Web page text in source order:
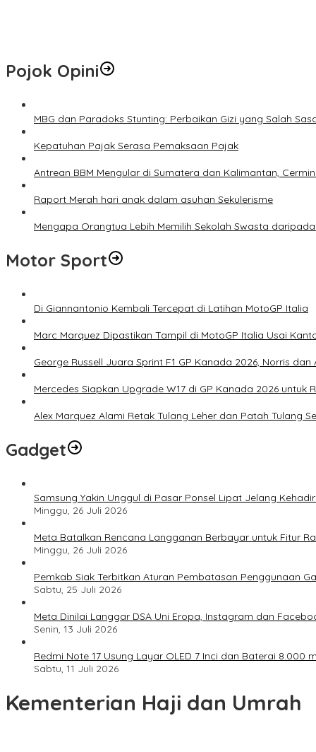
Pojok Opini
MBG dan Paradoks Stunting: Perbaikan Gizi yang Salah
Kepatuhan Pajak Serasa Pemaksaan Pajak
Antrean BBM Mengular di Sumatera dan Kalimantan,
Raport Merah hari anak dalam asuhan Sekulerisme
Mengapa Orangtua Lebih Memilih Sekolah Swasta
Motor Sport
Di Giannantonio Kembali Tercepat di Latihan MotoGP Italia
Marc Marquez Dipastikan Tampil di MotoGP Italia Usai
George Russell Juara Sprint F1 GP Kanada 2026, Norris
Mercedes Siapkan Upgrade W17 di GP Kanada 2026 untuk
Alex Marquez Alami Retak Tulang Leher dan Patah Tulang
Gadget
Samsung Yakin Unggul di Pasar Ponsel Lipat Jelang
Minggu, 26 Juli 2026
Meta Batalkan Rencana Langganan Berbayar untuk Fitur
Minggu, 26 Juli 2026
Pemkab Siak Terbitkan Aturan Pembatasan Penggunaan
Sabtu, 25 Juli 2026
Meta Dinilai Langgar DSA Uni Eropa, Instagram dan
Senin, 13 Juli 2026
Redmi Note 17 Usung Layar OLED 7 Inci dan Baterai 8.000
Sabtu, 11 Juli 2026
Kementerian Haji dan Umrah